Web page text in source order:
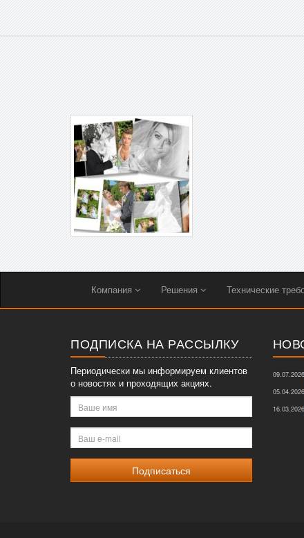
Компания Решения Технические
ПОДПИСКА НА РАССЫЛКУ
Периодически мы информируем клиентов
о новостях и проходящих акциях.
Ваше
имя
Ваш
e-
mail
09.07.2026
05.04.2026
16.03.2026